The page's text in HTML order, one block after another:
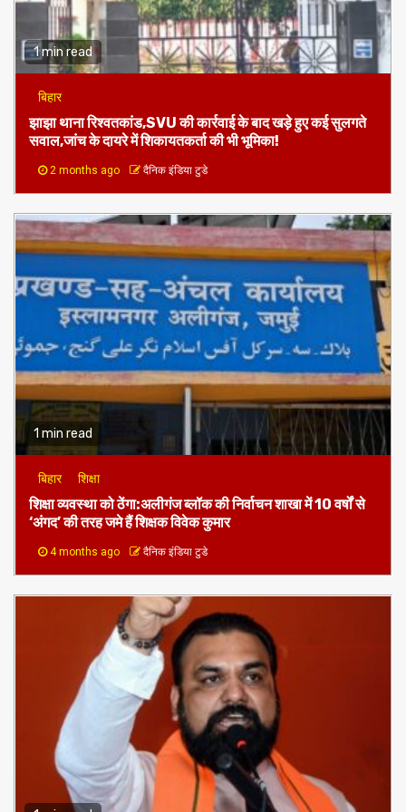
1 min read
बिहार
झाझा थाना रिश्वतकांड,SVU की कार्रवाई के बाद खड़े हुए कई सुलगते
सवाल,जांच के दायरे में शिकायतकर्ता की भी भूमिका!
2 months ago दैनिक इंडिया टुडे
1 min read
बिहार शिक्षा
शिक्षा व्यवस्था को ठेंगा:अलीगंज ब्लॉक की निर्वाचन शाखा में 10 वर्षों से
‘अंगद’ की तरह जमे हैं शिक्षक विवेक कुमार
4 months ago दैनिक इंडिया टुडे